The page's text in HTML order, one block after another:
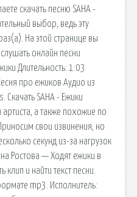
скачать песню SAHA -
выбор, ведь эту
На этой странице вы
онлайн песни
Длительность: 1:03
про ежиков Аудио из
SAHA - Ежики
а также похожие по
свои извинения, но
секунд из-за нагрузок
Ростова — Ходят ежики в
клип и найти текст песни.
mp3. Исполнитель: